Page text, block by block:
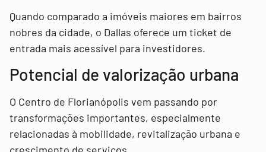
Quando comparado a imóveis maiores em bairros
nobres da cidade, o Dallas oferece um ticket de
entrada mais acessível para investidores.
Potencial de valorização urbana
O Centro de Florianópolis vem passando por
transformações importantes, especialmente
relacionadas à mobilidade, revitalização urbana e